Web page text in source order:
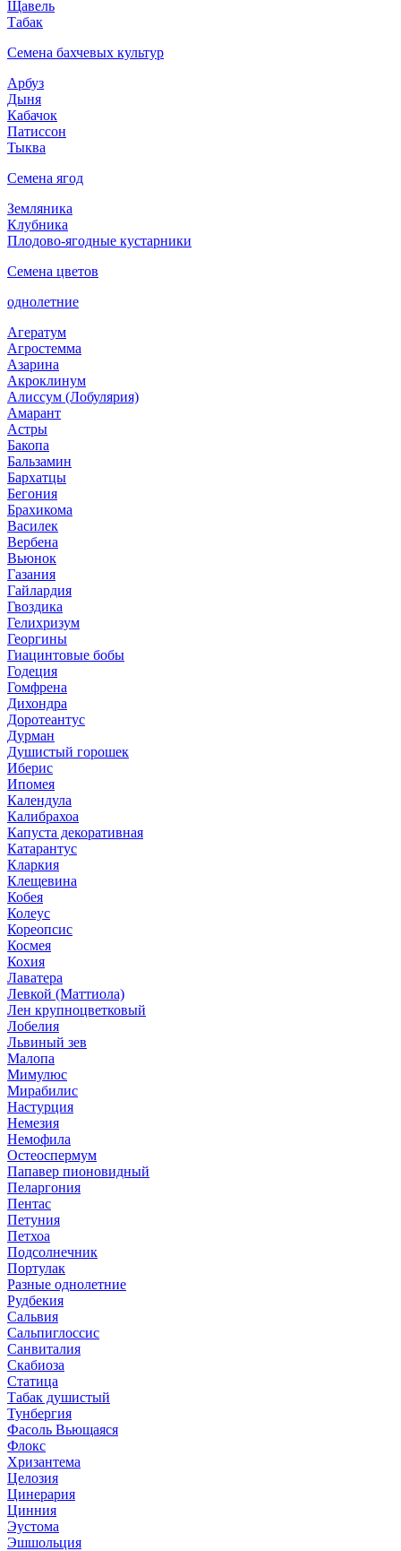
Щавель
Табак
Семена бахчевых культур
Арбуз
Дыня
Кабачок
Патиссон
Тыква
Семена ягод
Земляника
Клубника
Плодово-ягодные кустарники
Семена цветов
однолетние
Агератум
Агростемма
Азарина
Акроклинум
Алиссум (Лобулярия)
Амарант
Астры
Бакопа
Бальзамин
Бархатцы
Бегония
Брахикома
Василек
Вербена
Вьюнок
Газания
Гайлардия
Гвоздика
Гелихризум
Георгины
Гиацинтовые бобы
Годеция
Гомфрена
Дихондра
Доротеантус
Дурман
Душистый горошек
Иберис
Ипомея
Календула
Калибрахоа
Капуста декоративная
Катарантус
Кларкия
Клещевина
Кобея
Колеус
Кореопсис
Космея
Кохия
Лаватера
Левкой (Маттиола)
Лен крупноцветковый
Лобелия
Львиный зев
Малопа
Мимулюс
Мирабилис
Настурция
Немезия
Немофила
Остеоспермум
Папавер пионовидный
Пеларгония
Пентас
Петуния
Петхоа
Подсолнечник
Портулак
Разные однолетние
Рудбекия
Сальвия
Сальпиглоссис
Санвиталия
Скабиоза
Статица
Табак душистый
Тунбергия
Фасоль Вьющаяся
Флокс
Хризантема
Целозия
Цинерария
Цинния
Эустома
Эшшольция